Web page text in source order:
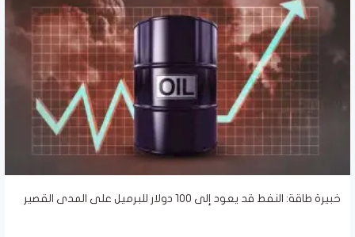
خبيرة طاقة: النفط قد يعود إلى 100 دولار للبرميل على المدى القصير